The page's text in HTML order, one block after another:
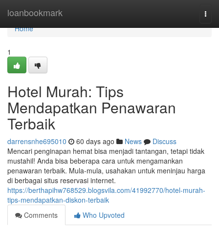
loanbookmark
Home
Home
1
Hotel Murah: Tips
Mendapatkan Penawaran
Terbaik
darrensnhe695010 60 days ago News
Discuss
Mencari penginapan hemat bisa menjadi tantangan, tetapi tidak
mustahil! Anda bisa beberapa cara untuk mengamankan
penawaran terbaik. Mula-mula, usahakan untuk meninjau harga
di berbagai situs reservasi internet.
https://berthapihw768529.blogsvila.com/41992770/hotel-murah-
tips-mendapatkan-diskon-terbaik
Comments
Who Upvoted